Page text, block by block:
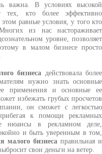
важна. В условиях высокой
тех, кто более эффективно
равные условия, у того кто
из нас настораживает
уровне, позволяет
в малом бизнесе просто
бизнеса действовала более
нужно знать основные
применения и основные ее
избежать грубых просчетов
он сможет с легкостью
к помощи рекламных
нюансы в рекламном деле,
и быть уверенным в том,
малого бизнеса правильная и
свои деньги на ветер.